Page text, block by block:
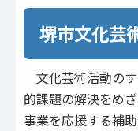
堺市文化芸
文化芸術活動の
的課題の解決をめ
事業を応援する補